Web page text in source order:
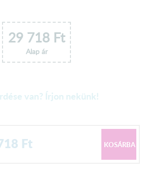
29 718 Ft
Alap ár
van? Írjon nekünk!
Ft